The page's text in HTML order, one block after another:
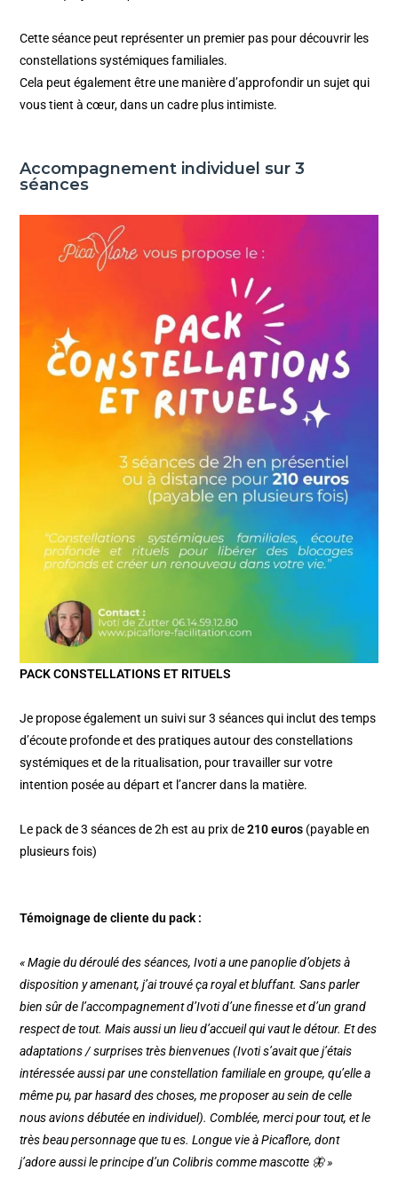
Cette séance peut représenter un premier pas pour découvrir les
constellations systémiques familiales.
Cela peut également être une manière d’approfondir un sujet qui
vous tient à cœur, dans un cadre plus intimiste.
Accompagnement individuel sur 3
séances
PACK CONSTELLATIONS ET RITUELS
Je propose également un suivi sur 3 séances qui inclut des temps
d’écoute profonde et des pratiques autour des constellations
systémiques et de la ritualisation, pour travailler sur votre
intention posée au départ et l’ancrer dans la matière.
Le pack de 3 séances de 2h est au prix de210 euros (payable en
plusieurs fois)
Témoignage de cliente du pack :
« Magie du déroulé des séances, Ivoti a une panoplie d’objets à
disposition y amenant, j’ai trouvé ça royal et bluffant. Sans parler
bien sûr de l’accompagnement d’Ivoti d’une finesse et d’un grand
respect de tout. Mais aussi un lieu d’accueil qui vaut le détour. Et des
adaptations / surprises très bienvenues (Ivoti s’avait que j’étais
intéressée aussi par une constellation familiale en groupe, qu’elle a
même pu, par hasard des choses, me proposer au sein de celle
nous avions débutée en individuel). Comblée, merci pour tout, et le
très beau personnage que tu es. Longue vie à Picaflore, dont
j’adore aussi le principe d’un Colibris comme mascotte 🦋 »